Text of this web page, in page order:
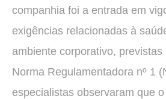
companhia foi a entrada em
exigências relacionadas à
ambiente corporativo,
Norma Regulamentadora nº 1
especialistas observaram que